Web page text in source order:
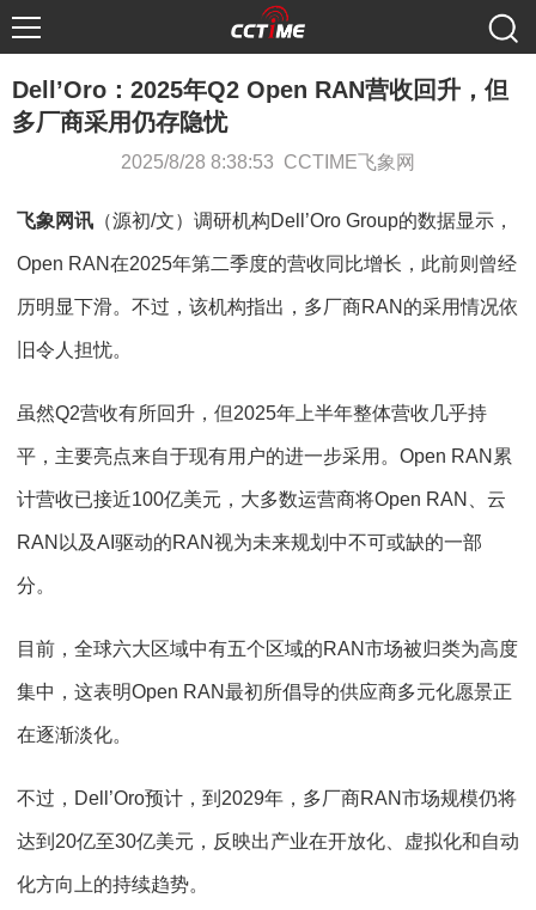
Dell’Oro：2025年Q2 Open RAN营收回升，但
多厂商采用仍存隐忧
2025/8/28 8:38:53 CCTIME飞象网
飞象网讯 （源初/文）调研机构Dell’Oro Group的数据显示，
Open RAN在2025年第二季度的营收同比增长，此前则曾经
历明显下滑。不过，该机构指出，多厂商RAN的采用情况依
旧令人担忧。
虽然Q2营收有所回升，但2025年上半年整体营收几乎持
平，主要亮点来自于现有用户的进一步采用。Open RAN累
计营收已接近100亿美元，大多数运营商将Open RAN、云
RAN以及AI驱动的RAN视为未来规划中不可或缺的一部
分。
目前，全球六大区域中有五个区域的RAN市场被归类为高度
集中，这表明Open RAN最初所倡导的供应商多元化愿景正
在逐渐淡化。
不过，Dell’Oro预计，到2029年，多厂商RAN市场规模仍将
达到20亿至30亿美元，反映出产业在开放化、虚拟化和自动
化方向上的持续趋势。